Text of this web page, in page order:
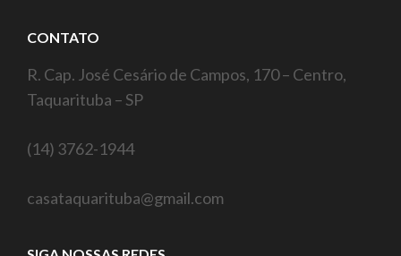
CONTATO
R. Cap. José Cesário de Campos, 170 – Centro,
Taquarituba – SP
(14) 3762-1944
casataquarituba@gmail.com